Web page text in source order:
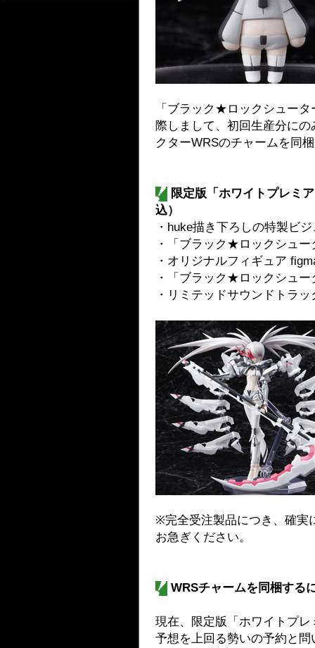
「ブラック★ロックシュー
際しまして、初回生産分に
クターWRSのチャームを同
限定版「ホワイトプレミ
込）
・huke描き下ろしの特製ビ
・「ブラック★ロックシュ
・オリジナルフィギュア
・「ブラック★ロックシュ
・リミテッドサウンドトラ
※完全受注製品につき、確実
お急ぎください。
WRSチャームを同梱する
現在、限定版「ホワイトプ
予想を上回る勢いの予約と